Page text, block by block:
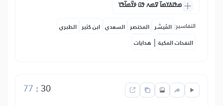
ߘߟߊߡߌߘߊ߫ ߜߘߍ ߟߎ߫ ߦߌ߬ߘߊ߬ߟߌ
التفاسير: المُيسَّر المختصر السعدي ابن كثير الطبري
النفحات المكية | هدايات
30
:
77